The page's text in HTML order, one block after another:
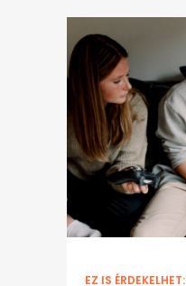
EZ IS ÉRDEKELHET: